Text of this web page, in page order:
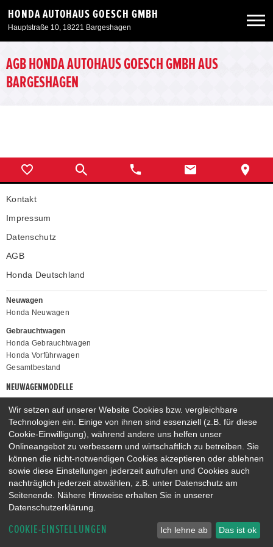
HONDA AUTOHAUS GOESCH GMBH
Hauptstraße 10, 18221 Bargeshagen
Neuwagen
Service & Zubehör
AGB HONDA AUTOHAUS GOESCH GMBH AUS
BARGESHAGEN
Kontakt
Impressum
Datenschutz
AGB
Honda Deutschland
Neuwagen
Honda Neuwagen
Gebrauchtwagen
Honda Gebrauchtwagen
Honda Vorführwagen
Gesamtbestand
NEUWAGENMODELLE
HONDA CIVIC E:HEV
HONDA PRELUDE E:HEV
HONDA HR-V E:HEV
HONDA ZR-V E:HEV
HONDA CR-V E:HEV & E:PHEV
Wir setzen auf unserer Website Cookies bzw. vergleichbare
Technologien ein. Einige von ihnen sind essenziell (z.B. für diese
Cookie-Einwilligung), während andere uns helfen unser
Onlineangebot zu verbessern und wirtschaftlich zu betreiben. Sie
können die nicht-notwendigen Cookies akzeptieren oder ablehnen
sowie diese Einstellungen jederzeit aufrufen und Cookies auch
nachträglich jederzeit abwählen, z.B. unter Datenschutz am
Seitenende. Nähere Hinweise erhalten Sie in unserer
Datenschutzerklärung.
COOKIE-EINSTELLUNGEN Ich lehne ab Das ist ok